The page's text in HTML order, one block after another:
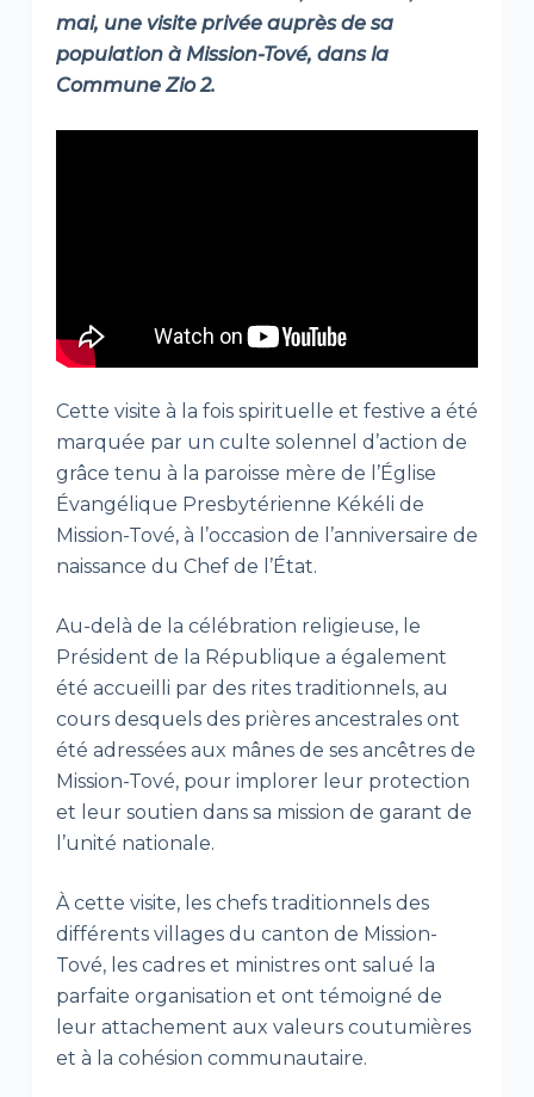
mai, une visite privée auprès de sa
population à Mission-Tové, dans la
Commune Zio 2.
Cette visite à la fois spirituelle et festive a été
marquée par un culte solennel d’action de
grâce tenu à la paroisse mère de l’Église
Évangélique Presbytérienne Kékéli de
Mission-Tové, à l’occasion de l’anniversaire de
naissance du Chef de l’État.
Au-delà de la célébration religieuse, le
Président de la République a également
été accueilli par des rites traditionnels, au
cours desquels des prières ancestrales ont
été adressées aux mânes de ses ancêtres de
Mission-Tové, pour implorer leur protection
et leur soutien dans sa mission de garant de
l’unité nationale.
À cette visite, les chefs traditionnels des
différents villages du canton de Mission-
Tové, les cadres et ministres ont salué la
parfaite organisation et ont témoigné de
leur attachement aux valeurs coutumières
et à la cohésion communautaire.